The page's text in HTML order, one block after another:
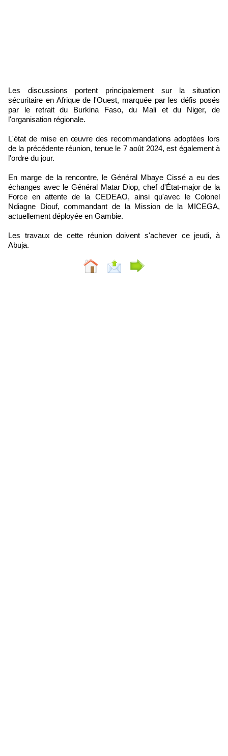
Les discussions portent principalement sur la situation
sécuritaire en Afrique de l'Ouest, marquée par les défis posés
par le retrait du Burkina Faso, du Mali et du Niger, de
l'organisation régionale.
L'état de mise en œuvre des recommandations adoptées lors
de la précédente réunion, tenue le 7 août 2024, est également à
l'ordre du jour.
En marge de la rencontre, le Général Mbaye Cissé a eu des
échanges avec le Général Matar Diop, chef d'État-major de la
Force en attente de la CEDEAO, ainsi qu'avec le Colonel
Ndiagne Diouf, commandant de la Mission de la MICEGA,
actuellement déployée en Gambie.
Les travaux de cette réunion doivent s'achever ce jeudi, à
Abuja.